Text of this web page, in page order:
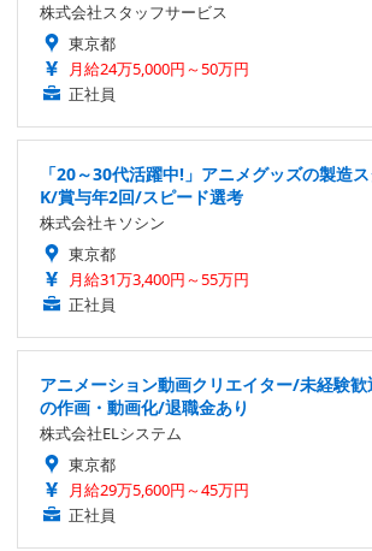
株式会社スタッフサービス
東京都
月給24万5,000円～50万円
正社員
「20～30代活躍中!」アニメグッズの製造
K/賞与年2回/スピード選考
株式会社キソシン
東京都
月給31万3,400円～55万円
正社員
アニメーション動画クリエイター/未経験
の作画・動画化/退職金あり
株式会社ELシステム
東京都
月給29万5,600円～45万円
正社員